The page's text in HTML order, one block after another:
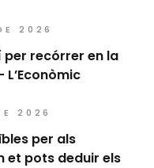
2026
per recórrer en la
2026
per als
et pots deduir els